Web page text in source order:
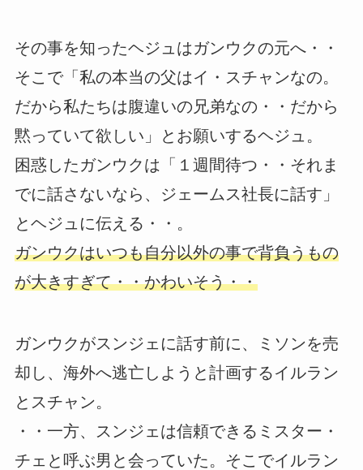
その事を知ったヘジュはガンウクの元へ・・
そこで「私の本当の父はイ・スチャンなの。
だから私たちは腹違いの兄弟なの・・だから
黙っていて欲しい」とお願いするヘジュ。
困惑したガンウクは「１週間待つ・・それま
でに話さないなら、ジェームス社長に話す」
とヘジュに伝える・・。
ガンウクはいつも自分以外の事で背負うもの
が大きすぎて・・かわいそう・・
ガンウクがスンジェに話す前に、ミソンを売
却し、海外へ逃亡しようと計画するイルラン
とスチャン。
・・一方、スンジェは信頼できるミスター・
チェと呼ぶ男と会っていた。そこでイルラン